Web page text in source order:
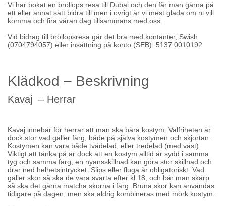
Vi har bokat en bröllops resa till Dubai och den får man gärna på
ett eller annat sätt bidra till men i övrigt är vi mest glada om ni vill
komma och fira våran dag tillsammans med oss.
Vid bidrag till bröllopsresa går det bra med kontanter, Swish
(0704794057) eller insättning på konto (SEB): 5137 0010192
Klädkod – Beskrivning
Kavaj – Herrar
Kavaj innebär för herrar att man ska bära kostym. Valfriheten är
dock stor vad gäller färg, både på själva kostymen och skjortan.
Kostymen kan vara både tvådelad, eller tredelad (med väst).
Viktigt att tänka på är dock att en kostym alltid är sydd i samma
tyg och samma färg, en nyansskillnad kan göra stor skillnad och
drar ned helhetsintrycket. Slips eller fluga är obligatoriskt. Vad
gäller skor så ska de vara svarta efter kl 18, och bär man skärp
så ska det gärna matcha skorna i färg. Bruna skor kan användas
tidigare på dagen, men ska aldrig kombineras med mörk kostym.